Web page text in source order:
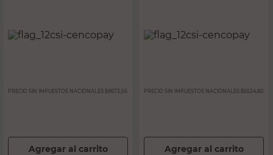
PRECIO SIN IMPUESTOS NACIONALES: $8673,56
Agregar al carrito
PRECIO SIN IMPUESTOS NACIONALES: $6524,80
Agregar al carrito